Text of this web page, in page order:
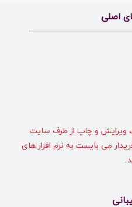
اصلی
ویرایش و چاپ از طرف سایت
می بایست به نرم افزار های